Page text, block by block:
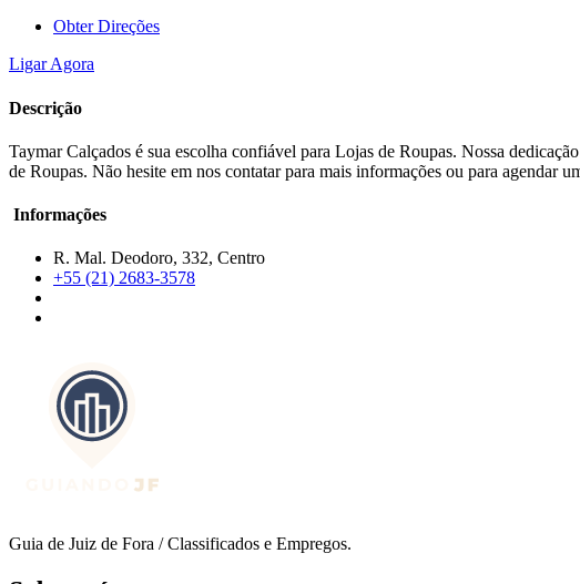
Obter Direções
Ligar Agora
Descrição
Taymar Calçados é sua escolha confiável para Lojas de Roupas. Nossa
de Roupas. Não hesite em nos contatar para mais informações ou para agendar
Informações
R. Mal. Deodoro, 332, Centro
+55 (21) 2683-3578
Guia de Juiz de Fora / Classificados e Empregos.